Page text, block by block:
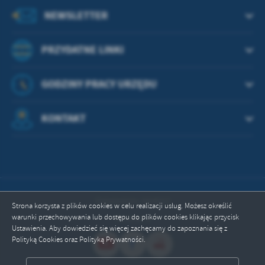
Strona korzysta z plików cookies w celu realizacji usług. Możesz określić
warunki przechowywania lub dostępu do plików cookies klikając przycisk
Ustawienia. Aby dowiedzieć się więcej zachęcamy do zapoznania się z
Polityką Cookies oraz Polityką Prywatności.
PRZYDATNE LINKI
NEWSLETTER
GODZINY PRACY URZĘDU
KONTAKT
Odwiedzin: 664022
Online: 3